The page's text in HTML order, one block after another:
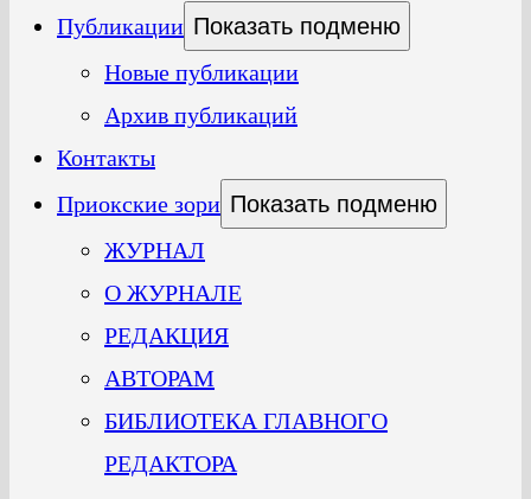
Публикации Показать подменю
Новые публикации
Архив публикаций
Контакты
Приокские зори Показать подменю
ЖУРНАЛ
О ЖУРНАЛЕ
РЕДАКЦИЯ
АВТОРАМ
БИБЛИОТЕКА ГЛАВНОГО
РЕДАКТОРА